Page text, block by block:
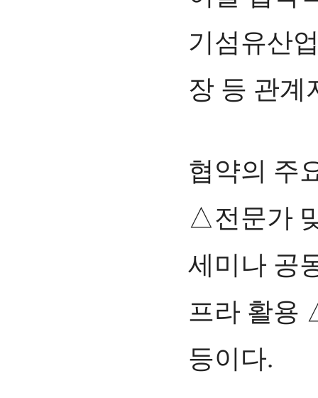
기섬유산
장 등 관계
협약의 주
△전문가
세미나 공
프라 활용
등이다.